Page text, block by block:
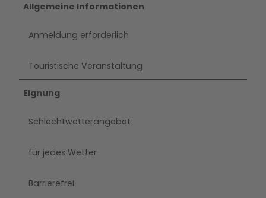
Allgemeine Informationen
Anmeldung erforderlich
Touristische Veranstaltung
Eignung
Schlechtwetterangebot
für jedes Wetter
Barrierefrei